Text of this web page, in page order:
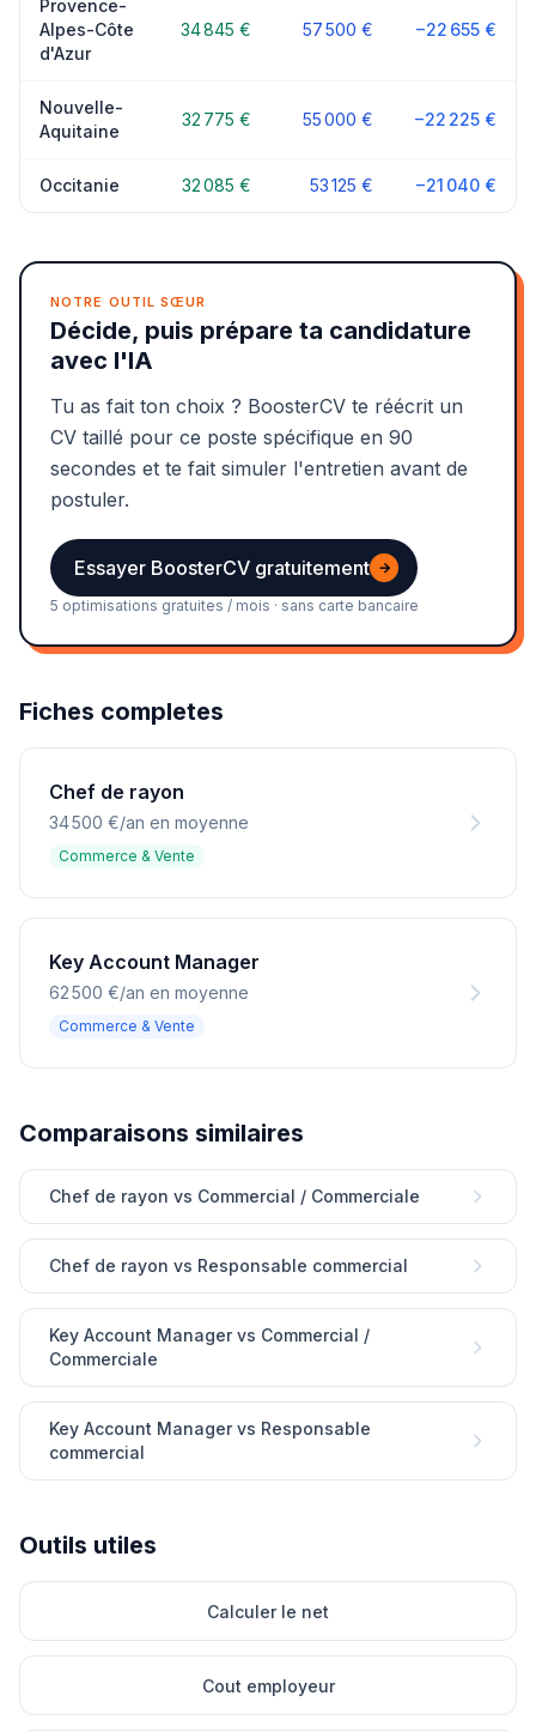
Provence-
Alpes-Côte
d'Azur
34 845 € 57 500 € −22 655 €
Nouvelle-
Aquitaine
32 775 € 55 000 € −22 225 €
Occitanie 32 085 € 53 125 € −21 040 €
NOTRE OUTIL SŒUR
Décide, puis prépare ta candidature
avec l'IA
Tu as fait ton choix ? BoosterCV te réécrit un
CV taillé pour ce poste spécifique en 90
secondes et te fait simuler l'entretien avant de
postuler.
Essayer BoosterCV gratuitement →
5 optimisations gratuites / mois · sans carte bancaire
Fiches completes
Chef de rayon
34 500 €/an en moyenne
Commerce & Vente
Key Account Manager
62 500 €/an en moyenne
Commerce & Vente
Comparaisons similaires
Chef de rayon vs Commercial / Commerciale
Chef de rayon vs Responsable commercial
Key Account Manager vs Commercial /
Commerciale
Key Account Manager vs Responsable
commercial
Outils utiles
Calculer le net
Cout employeur